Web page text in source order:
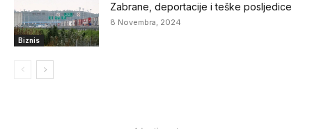
Biznis
Zabrane, deportacije i teške posljedice
8 Novembra, 2024